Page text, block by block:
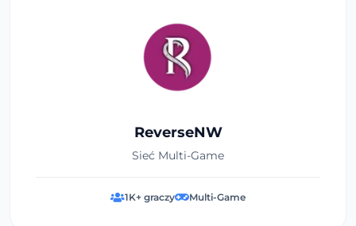
ReverseNW
Sieć Multi-Game
1K+ graczy Multi-Game